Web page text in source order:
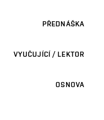
PŘEDNÁŠKA
VYUČUJÍCÍ / LEKTOR
OSNOVA